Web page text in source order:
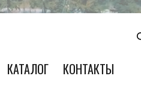
КАТАЛОГ КОНТАКТЫ